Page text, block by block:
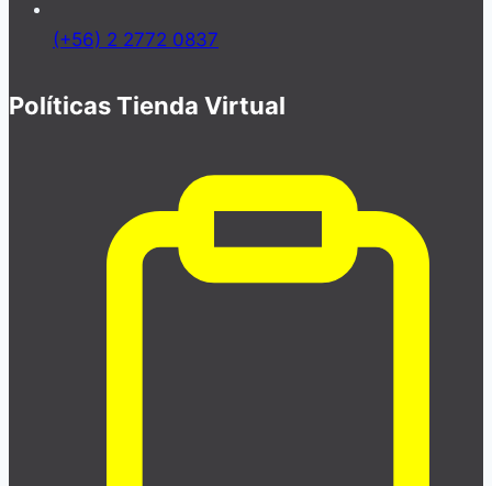
(+56) 2 2772 0837
Políticas Tienda Virtual